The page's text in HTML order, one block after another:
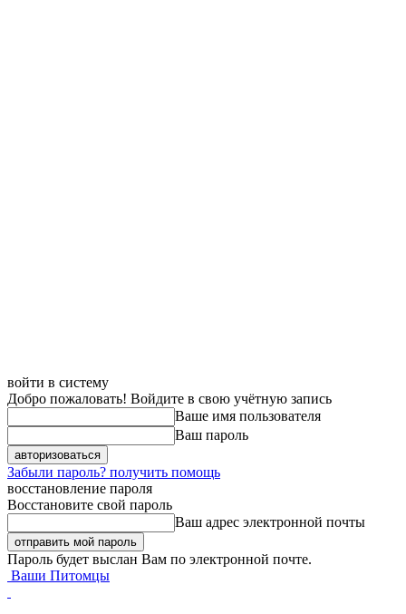
войти в систему
Добро пожаловать! Войдите в свою учётную запись
Ваше имя пользователя
Ваш пароль
Забыли пароль? получить помощь
восстановление пароля
Восстановите свой пароль
Ваш адрес электронной почты
Пароль будет выслан Вам по электронной почте.
Ваши Питомцы